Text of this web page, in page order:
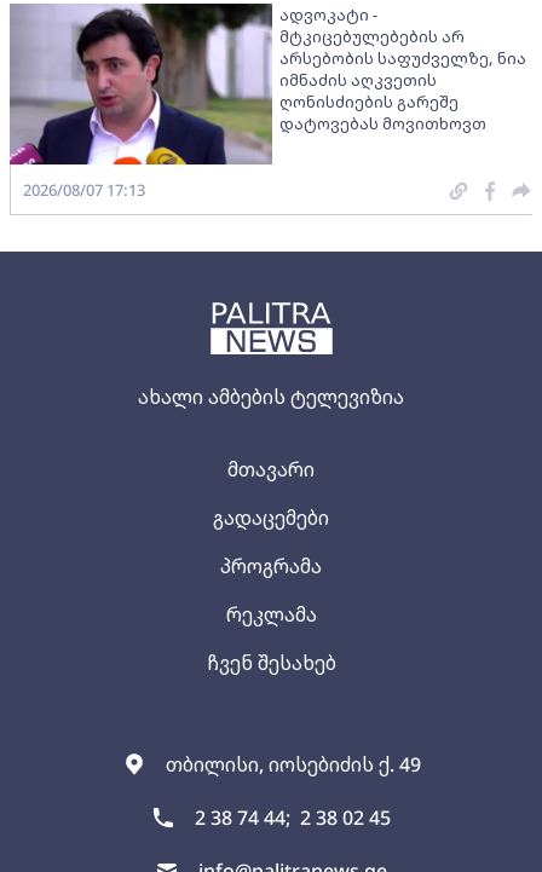
ახალი ამბების ტელევიზია
თბილისი, იოსებიძის ქ. 49
2 38 74 44; 2 38 02 45
მთავარი
გადაცემები
პროგრამა
რეკლამა
ჩვენ შესახებ
ადვოკატი -
მტკიცებულებების არ
არსებობის საფუძველზე, ნია
იმნაძის აღკვეთის
ღონისძიების გარეშე
დატოვებას მოვითხოვთ
2026/08/07 17:13